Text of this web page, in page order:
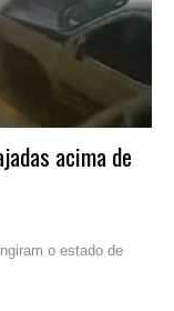
acima de
o estado de